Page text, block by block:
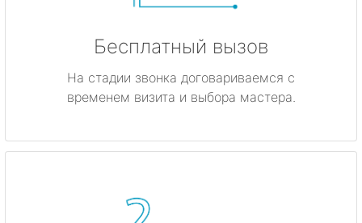
Бесплатный вызов
На стадии звонка договариваемся с
временем визита и выбора мастера.